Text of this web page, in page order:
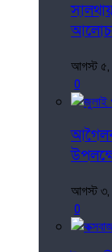
আগস্ট
0
আগস্ট
0